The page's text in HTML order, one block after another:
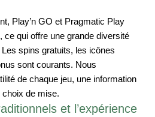
Play’n GO et Pragmatic Play
ce qui offre une grande diversité
spins gratuits, les icônes
sont courants. Nous
de chaque jeu, une information
de mise.
et l’expérience